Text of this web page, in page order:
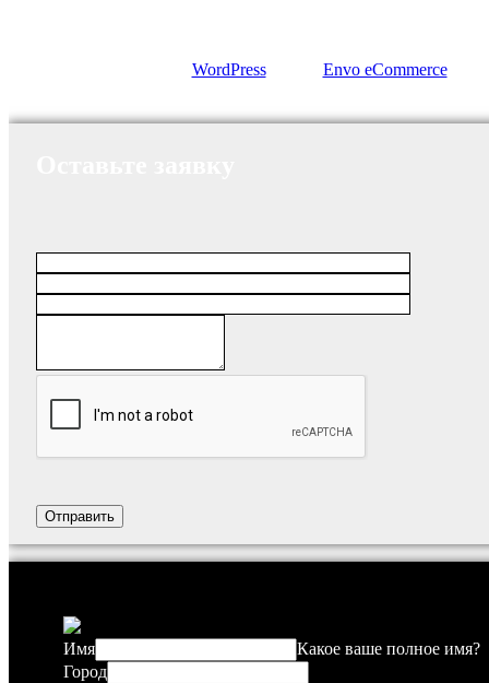
WordPress Envo eCommerce
Имя
Какое ваше полное имя?
Город